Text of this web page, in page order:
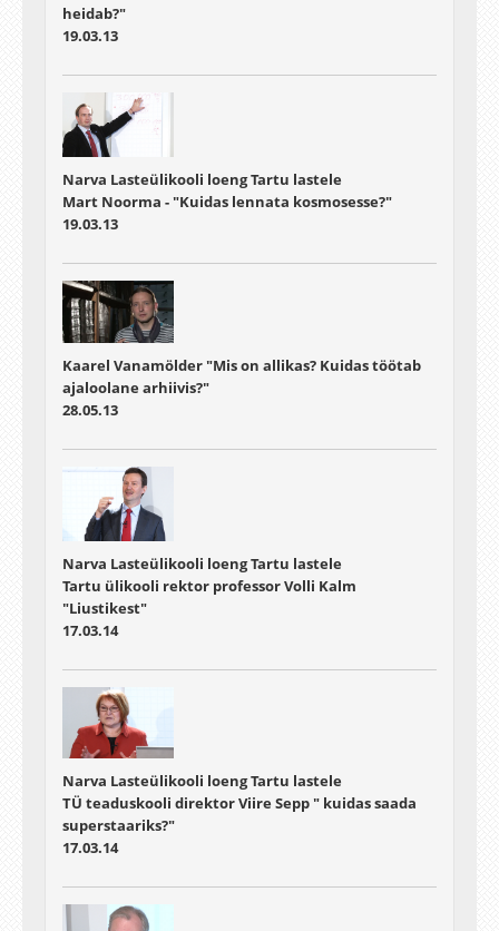
heidab?"
19.03.13
Narva Lasteülikooli loeng Tartu lastele
Mart Noorma - "Kuidas lennata kosmosesse?"
19.03.13
Kaarel Vanamölder "Mis on allikas? Kuidas töötab
ajaloolane arhiivis?"
28.05.13
Narva Lasteülikooli loeng Tartu lastele
Tartu ülikooli rektor professor Volli Kalm
"Liustikest"
17.03.14
Narva Lasteülikooli loeng Tartu lastele
TÜ teaduskooli direktor Viire Sepp " kuidas saada
superstaariks?"
17.03.14